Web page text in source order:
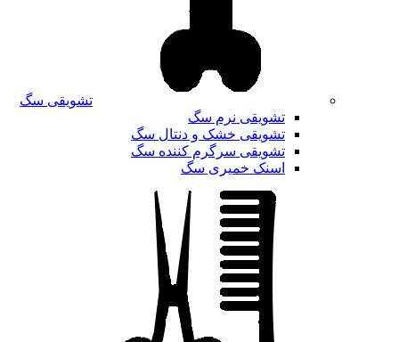
تشویقی سگ
تشویقی نرم سگ
تشویقی خشک و دنتال سگ
تشویقی سرگرم کننده سگ
اسنک خمیری سگ